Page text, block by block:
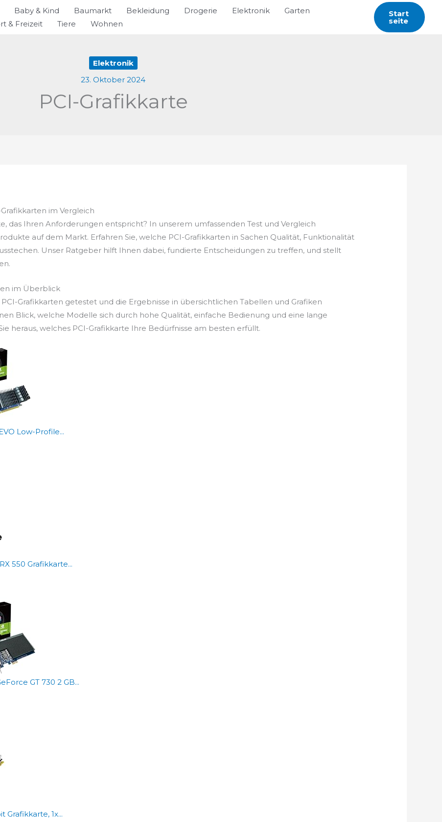
Baby & Kind Baumarkt Bekleidung Drogerie Elektronik
Garten
& Freizeit Tiere Wohnen
Start
Seite
Elektronik
23. Oktober 2024
PCI-Grafikkarte
im Vergleich
das Ihren Anforderungen entspricht? In unserem umfassenden Test und Vergleich
auf dem Markt. Erfahren Sie, welche PCI-Grafikkarten in Sachen Qualität, Funktionalität
Unser Ratgeber hilft Ihnen dabei, fundierte Entscheidungen zu treffen, und stellt
im Überblick
Grafikkarten getestet und die Ergebnisse in übersichtlichen Tabellen und Grafiken
Blick, welche Modelle sich durch hohe Qualität, einfache Bedienung und eine lange
heraus, welches PCI-Grafikkarte Ihre Bedürfnisse am besten erfüllt.
Low-Profile...
550 Grafikkarte...
GT 730 2 GB...
Grafikkarte, 1x...